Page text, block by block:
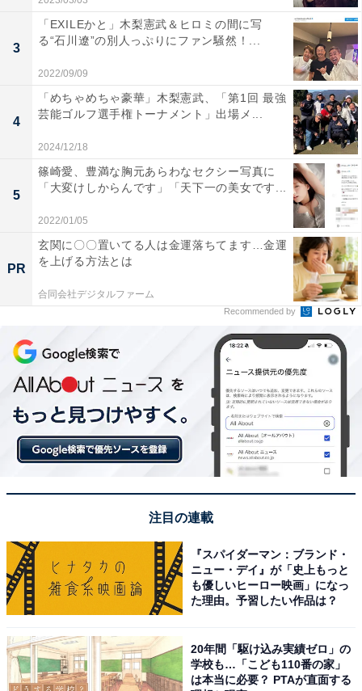
3
「EXILEかと」木梨憲武＆ヒロミの間に写
る“石川遼”の別人っぷりにファン騒然！...
2022/09/09
4
「めちゃめちゃ豪華」木梨憲武、「第1回 最強
芸能ゴルフ選手権トーナメント」出場メ...
2024/12/18
5
篠崎愛、豊満な胸元あらわなセクシー写真に
「大変けしからんです」「天下一の美女です...
2022/01/05
PR
玄関に〇〇置いてる人は金運落ちてます…金運
を上げる方法とは
合同会社デジタルファーム
Recommended by
注目の連載
『スパイダーマン：ブランド・
ニュー・デイ』が「史上もっと
も優しいヒーロー映画」になっ
た理由。予習したい作品は？
20年間「駆け込み実績ゼロ」の
学校も…「こども110番の家」
は本当に必要？ PTAが直面する